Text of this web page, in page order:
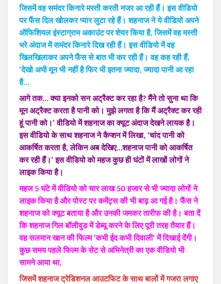
जिसमें वह समंदर किनारे मस्ती करती नजर आ रही हैं। इस वीडियो
पर फैंस दिल खोलकर प्यार लुटा रहे हैं। शहनाज ने ये वीडियो अपने
ऑफिशियल इंस्टाग्राम अकाउंट पर शेयर किया है, जिसमें वह मस्ती
भरे अंदाज में समंदर किनारे दिख रही हैं। इस वीडियो में वह
खिलखिलाकर अपने फैंस से बात भी कर रही हैं। वह कह रही हैं,
‘देखो अभी मून भी नहीं है फिर भी इतना ज्यादा, ज्यादा पानी आ रहा
है…
आगे तक… क्या इनको सन अट्रैक्ट कर रहा है? मैंने तो सुना था कि
मून अट्रैक्ट करता है पानी को। मुझे लगता है कि मैं अट्रैक्ट कर रही
हूं पानी को।’ वीडियो में शहनाज का क्यूट अंदाज देखने लायक है।
इस वीडियो के साथ शहनाज ने कैप्शन में लिखा, ‘चांद पानी को
आकर्षित करता है, लेकिन अब देखिए…शहनाज पानी को आकर्षित
कर रही हैं।’ इस वीडियो को महज कुछ ही घंटों में लाखों लोगों ने
लाइक किया है।
महज 5 घंटे में वीडियो को चार लाख 50 हजार से भी ज्यादा लोगों ने
लाइक किया है और पोस्ट पर कमेंट्स की भी बाढ़ आ गई है। फैंस ने
शहनाज को क्यूट बताया है और उनकी जमकर तारीफ की है। बता दें
कि शहनाज गिल बॉलीवुड में डेब्यू करने के लिए पूरी तरह तैयार हैं।
वह सलमान खान की फिल्म ‘कभी ईद कभी दिवाली’ में दिखाई देंगी।
कुछ समय पहले फिल्म के सेट से अभिनेत्री का एक वीडियो भी
सामने आया था,
जिसमें शहनाज ट्रेडिशनल आउटफिट के साथ बालों में गजरा लगाए